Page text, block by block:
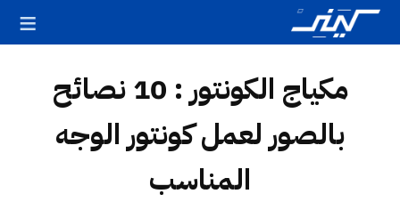
مكياج الكونتور : 10 نصائح
بالصور لعمل كونتور الوجه
المناسب